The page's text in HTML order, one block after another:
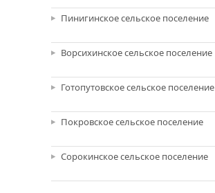
Пинигинское сельское поселение
Ворсихинское сельское поселение
Готопутовское сельское поселение
Покровское сельское поселение
Сорокинское сельское поселение